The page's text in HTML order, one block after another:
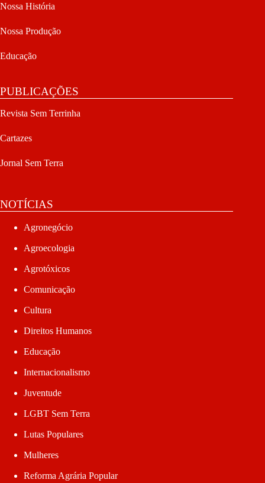
Nossa História
Nossa Produção
Educação
PUBLICAÇÕES
Revista Sem Terrinha
Cartazes
Jornal Sem Terra
NOTÍCIAS
Agronegócio
Agroecologia
Agrotóxicos
Comunicação
Cultura
Direitos Humanos
Educação
Internacionalismo
Juventude
LGBT Sem Terra
Lutas Populares
Mulheres
Reforma Agrária Popular